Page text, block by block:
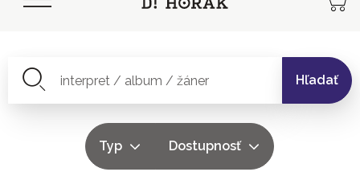
Hľadať
Typ Dostupnosť